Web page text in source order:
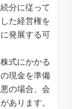
分に従って
た経営権を
発展する可
式にかかる
現金を準備
の場合、会
あります。